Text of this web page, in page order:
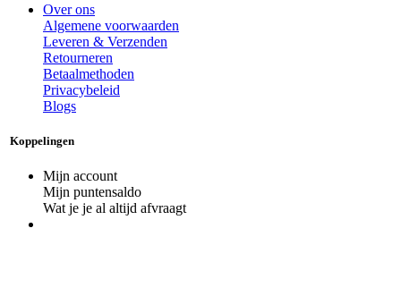
Over ons
Algemene voorwaarden
Leveren & Verzenden
Retourneren
Betaalmethoden
Privacybeleid
Blogs
Koppelingen
Mijn account
Mijn puntensaldo
Wat je je al altijd afvraagt